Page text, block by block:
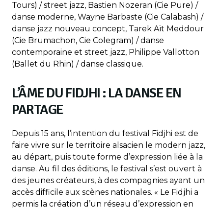
Tours) / street jazz, Bastien Nozeran (Cie Pure) /
danse moderne, Wayne Barbaste (Cie Calabash) /
danse jazz nouveau concept, Tarek Aït Meddour
(Cie Brumachon, Cie Colegram) / danse
contemporaine et street jazz, Philippe Vallotton
(Ballet du Rhin) / danse classique.
L’ÂME DU FIDJHI : LA DANSE EN
PARTAGE
Depuis 15 ans, l’intention du festival Fidjhi est de
faire vivre sur le territoire alsacien le modern jazz,
au départ, puis toute forme d’expression liée à la
danse. Au fil des éditions, le festival s’est ouvert à
des jeunes créateurs, à des compagnies ayant un
accès difficile aux scènes nationales. « Le Fidjhi a
permis la création d’un réseau d’expression en